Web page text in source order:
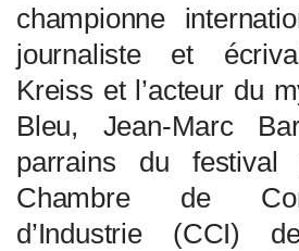
championne
journaliste et
Kreiss et l’acteur du
Bleu, Jean-Marc
parrains du
Chambre de
d’Industrie (CCI)